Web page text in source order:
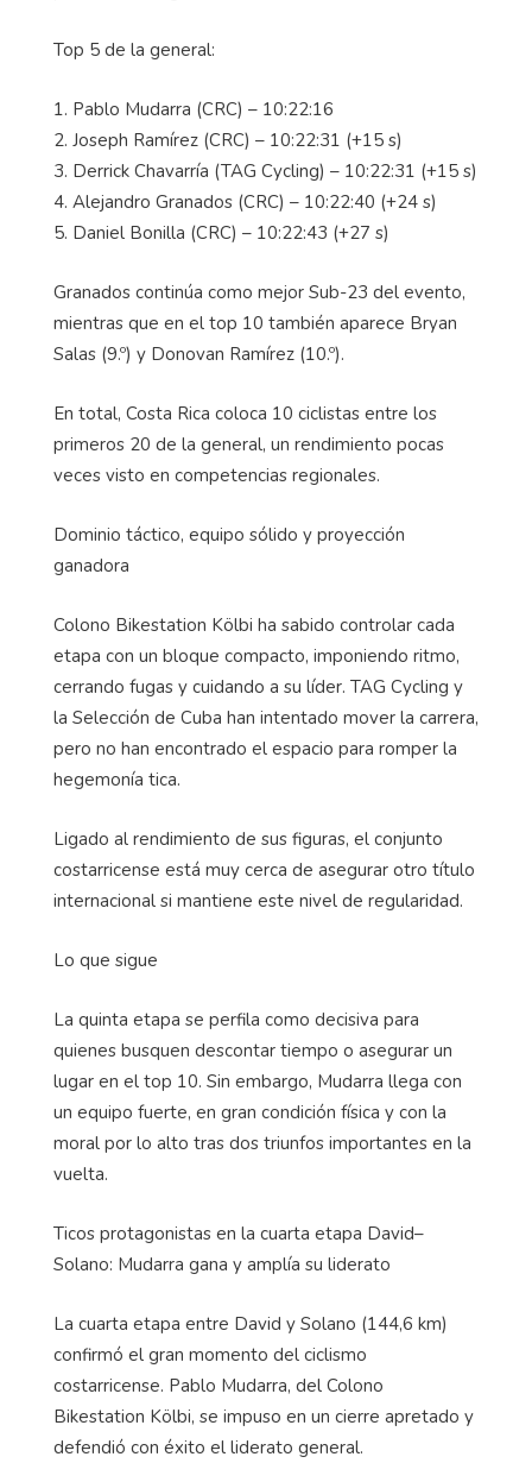
Top 5 de la general:
1. Pablo Mudarra (CRC) – 10:22:16
2. Joseph Ramírez (CRC) – 10:22:31 (+15 s)
3. Derrick Chavarría (TAG Cycling) – 10:22:31 (+15 s)
4. Alejandro Granados (CRC) – 10:22:40 (+24 s)
5. Daniel Bonilla (CRC) – 10:22:43 (+27 s)
Granados continúa como mejor Sub-23 del evento,
mientras que en el top 10 también aparece Bryan
Salas (9.º) y Donovan Ramírez (10.º).
En total, Costa Rica coloca 10 ciclistas entre los
primeros 20 de la general, un rendimiento pocas
veces visto en competencias regionales.
Dominio táctico, equipo sólido y proyección
ganadora
Colono Bikestation Kölbi ha sabido controlar cada
etapa con un bloque compacto, imponiendo ritmo,
cerrando fugas y cuidando a su líder. TAG Cycling y
la Selección de Cuba han intentado mover la carrera,
pero no han encontrado el espacio para romper la
hegemonía tica.
Ligado al rendimiento de sus figuras, el conjunto
costarricense está muy cerca de asegurar otro título
internacional si mantiene este nivel de regularidad.
Lo que sigue
La quinta etapa se perfila como decisiva para
quienes busquen descontar tiempo o asegurar un
lugar en el top 10. Sin embargo, Mudarra llega con
un equipo fuerte, en gran condición física y con la
moral por lo alto tras dos triunfos importantes en la
vuelta.
Ticos protagonistas en la cuarta etapa David–
Solano: Mudarra gana y amplía su liderato
La cuarta etapa entre David y Solano (144,6 km)
confirmó el gran momento del ciclismo
costarricense. Pablo Mudarra, del Colono
Bikestation Kölbi, se impuso en un cierre apretado y
defendió con éxito el liderato general.